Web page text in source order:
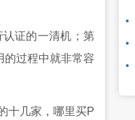
证的一清机；第
的过程中就非常容
十几家，哪里买P